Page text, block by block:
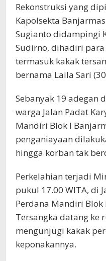
Rekonstruksi yang
Kapolsekta
Sugianto didampingi
Sudirno, dihadiri
termasuk kakak
bernama Laila Sari
Sebanyak 19 adegan
warga Jalan Padat
Mandiri Blok I
penganiayaan
hingga korban tak
Perkelahian terjadi
pukul 17.00 WITA, di
Perdana Mandiri
Tersangka datang ke
mengunjugi kakak
keponakannya.